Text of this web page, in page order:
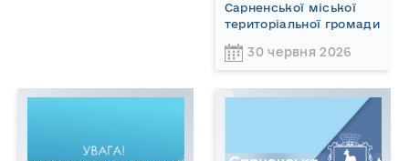
Сарненської міської
територіальної громади
30 червня 2026